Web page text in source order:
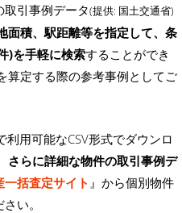
引事例データ(提供: 国土交通省)
面積、駅距離等を指定して、条
)を手軽に検索することができ
算定する際の参考事例としてご
用可能なCSV形式でダウンロ
さらに詳細な物件の取引事例デ
一括査定サイト 』から個別物件
い。